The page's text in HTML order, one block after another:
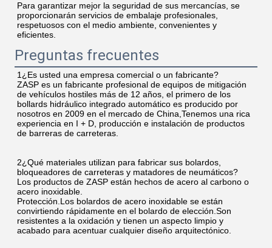
Para garantizar mejor la seguridad de sus mercancías, se
proporcionarán servicios de embalaje profesionales,
respetuosos con el medio ambiente, convenientes y
eficientes.
Preguntas frecuentes
1¿Es usted una empresa comercial o un fabricante?
ZASP es un fabricante profesional de equipos de mitigación
de vehículos hostiles más de 12 años, el primero de los
bollards hidráulico integrado automático es producido por
nosotros en 2009 en el mercado de China,Tenemos una rica
experiencia en I + D, producción e instalación de productos
de barreras de carreteras.
2¿Qué materiales utilizan para fabricar sus bolardos,
bloqueadores de carreteras y matadores de neumáticos?
Los productos de ZASP están hechos de acero al carbono o
acero inoxidable.
Protección.Los bolardos de acero inoxidable se están
convirtiendo rápidamente en el bolardo de elección.Son
resistentes a la oxidación y tienen un aspecto limpio y
acabado para acentuar cualquier diseño arquitectónico.